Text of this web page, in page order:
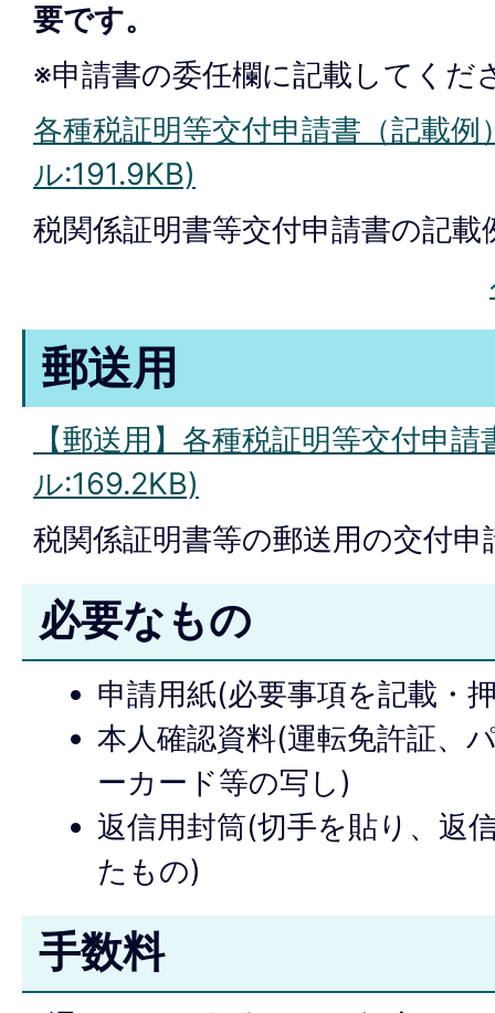
要です。
※申請書の委任欄に記載してくだ
各種税証明等交付申請書（記載例
ル:191.9KB)
税関係証明書等交付申請書の記載
郵送用
【郵送用】各種税証明等交付申
ル:169.2KB)
税関係証明書等の郵送用の交付申
必要なもの
申請用紙(必要事項を記載・
本人確認資料(運転免許証、
ーカード等の写し)
返信用封筒(切手を貼り、返
たもの)
手数料